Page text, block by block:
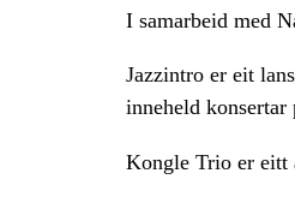
I samarbeid med
Jazzintro er eit
inneheld
Kongle Trio er eitt